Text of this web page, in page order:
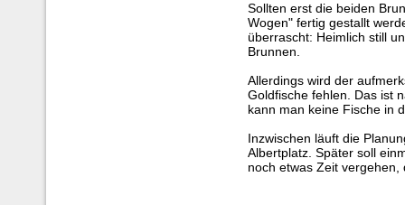
Sollten erst die beiden
Wogen" fertig gestallt
überrascht: Heimlich still
Brunnen.
Allerdings wird der
Goldfische fehlen. Das ist
kann man keine Fische in
Inzwischen läuft die
Albertplatz. Später soll
noch etwas Zeit